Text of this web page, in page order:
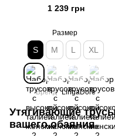
1400HWB-1 col, малиновый, S
1 239 грн
Размер
S M L XL
Бренд LingaDore
Утягивающие
вашего обаяния